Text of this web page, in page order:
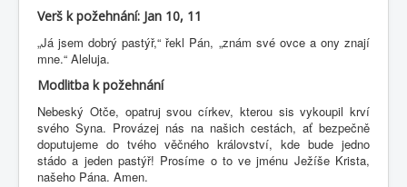
Verš k požehnání: Jan 10, 11
„Já jsem dobrý pastýř,“ řekl Pán, „znám své ovce a ony znají
mne.“ Aleluja.
Modlitba k požehnání
Nebeský Otče, opatruj svou církev, kterou sis vykoupil krví
svého Syna. Provázej nás na našich cestách, ať bezpečně
doputujeme do tvého věčného království, kde bude jedno
stádo a jeden pastýř! Prosíme o to ve jménu Ježíše Krista,
našeho Pána. Amen.